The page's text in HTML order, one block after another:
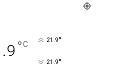
°C 21.9°
21.9°